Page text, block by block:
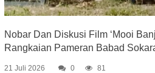
Nobar Dan Diskusi Film ‘Mooi
Rangkaian Pameran Babad
21 Juli 2026 0 81